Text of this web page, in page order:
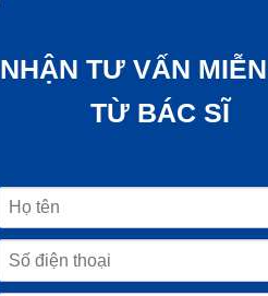
NHẬN TƯ VẤN
TỪ BÁC SĨ